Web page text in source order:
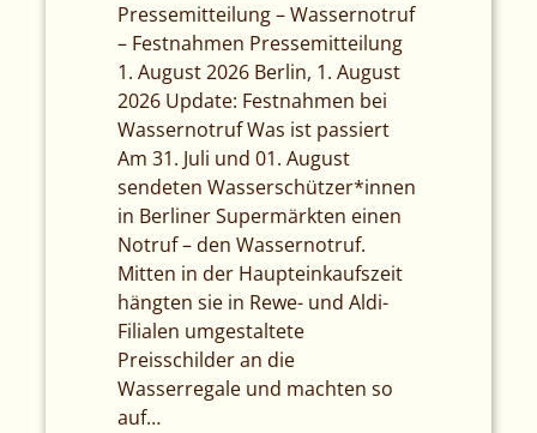
Pressemitteilung – Wassernotruf
– Festnahmen Pressemitteilung
1. August 2026 Berlin, 1. August
2026 Update: Festnahmen bei
Wassernotruf Was ist passiert
Am 31. Juli und 01. August
sendeten Wasserschützer*innen
in Berliner Supermärkten einen
Notruf – den Wassernotruf.
Mitten in der Haupteinkaufszeit
hängten sie in Rewe- und Aldi-
Filialen umgestaltete
Preisschilder an die
Wasserregale und machten so
auf…